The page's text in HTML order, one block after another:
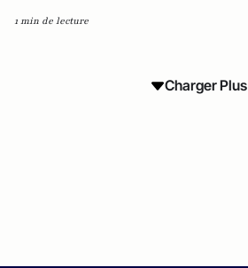
1 min de lecture
Charger Plus